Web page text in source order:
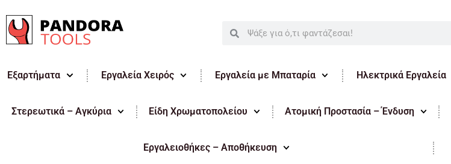
στο
περιεχόμενο
SearchSearch
Εξαρτήματα Εργαλεία Χειρός Εργαλεία με Μπαταρία Ηλεκτρικά Εργαλεία
Στερεωτικά – Αγκύρια Είδη Χρωματοπολείου Ατομική Προστασία – Ένδυση
Εργαλειοθήκες – Αποθήκευση